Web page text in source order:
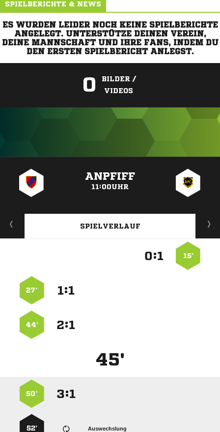
SPIELBERICHTE & NEWS
ES WURDEN LEIDER NOCH KEINE SPIELBERICHTE
ANGELEGT. UNTERSTÜTZE DEINEN VEREIN,
DEINE MANNSCHAFT UND IHRE FANS, INDEM DU
DEN ERSTEN SPIELBERICHT ANLEGST.
0
BILDER /
VIDEOS
ANPFIFF
11:00UHR
SPIELVERLAUF
15’
:
:
27’
:
44’
45'
:
50’
Auswechslung
52’